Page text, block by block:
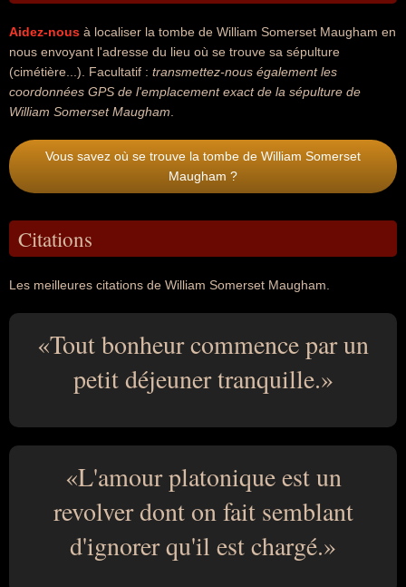
Aidez-nous à localiser la tombe de William Somerset Maugham en
nous envoyant l'adresse du lieu où se trouve sa sépulture
(cimétière...). Facultatif : transmettez-nous également les
coordonnées GPS de l'emplacement exact de la sépulture de
William Somerset Maugham
Vous savez où se trouve la tombe de William Somerset
Maugham ?
Citations
Les meilleures citations de William Somerset Maugham.
Tout bonheur commence par un
petit déjeuner tranquille.
L'amour platonique est un
revolver dont on fait semblant
d'ignorer qu'il est chargé.